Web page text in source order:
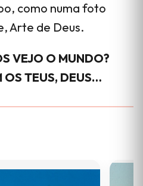
como numa foto
Arte de Deus.
VEJO O MUNDO?
OS TEUS, DEUS…